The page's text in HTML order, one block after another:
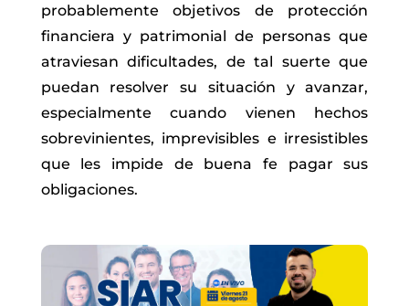
probablemente objetivos de protección
financiera y patrimonial de personas que
atraviesan dificultades, de tal suerte que
puedan resolver su situación y avanzar,
especialmente cuando vienen hechos
sobrevinientes, imprevisibles e irresistibles
que les impide de buena fe pagar sus
obligaciones.